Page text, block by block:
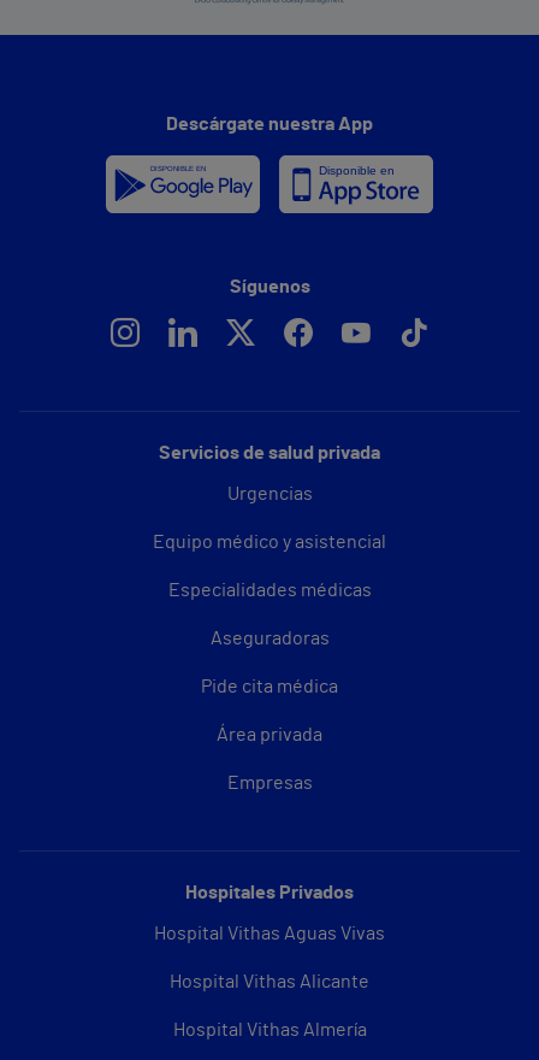
Servicios de salud privada
Urgencias
Equipo médico y asistencial
Especialidades médicas
Aseguradoras
Pide cita médica
Área privada
Empresas
Hospitales Privados
Hospital Vithas Aguas Vivas
Hospital Vithas Alicante
Hospital Vithas Almería
Descárgate nuestra App
Síguenos